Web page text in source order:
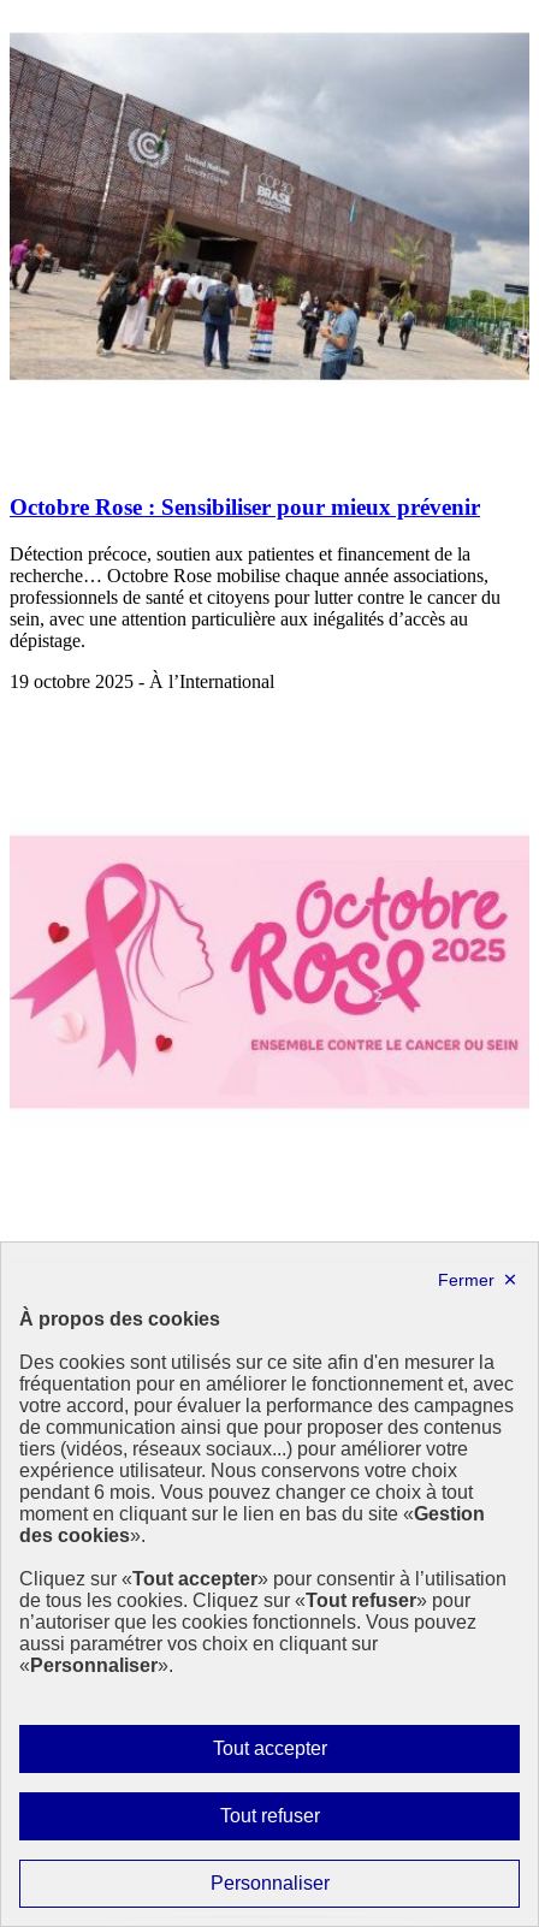
À propos des cookies
Des cookies sont utilisés sur ce site afin d'en mesurer la
fréquentation pour en améliorer le fonctionnement et, avec
votre accord, pour évaluer la performance des campagnes
de communication ainsi que pour proposer des contenus
tiers (vidéos, réseaux sociaux...) pour améliorer votre
expérience utilisateur. Nous conservons votre choix
pendant 6 mois. Vous pouvez changer ce choix à tout
moment en cliquant sur le lien en bas du site «Gestion
des cookies».
Cliquez sur «Tout accepter» pour consentir à l’utilisation
de tous les cookies. Cliquez sur «Tout refuser» pour
n’autoriser que les cookies fonctionnels. Vous pouvez
aussi paramétrer vos choix en cliquant sur
« Personnaliser».
Tout accepterAutoriser
tous
Tout refuserInterdire
tous
PersonnaliserParamétrer
les
Octobre Rose : Sensibiliser pour mieux prévenir
Détection précoce, soutien aux patientes et financement de la
recherche… Octobre Rose mobilise chaque année associations,
professionnels de santé et citoyens pour lutter contre le cancer du
sein, avec une attention particulière aux inégalités d’accès au
dépistage.
19 octobre 2025 - À l’International
Un nouveau rapport de la FAO évalue les progrès
durable liés à l’alimentation et à l’agriculture
La FAO évalue les avancées sur 22 indicateurs couvrant six
Objectifs de développement durable, mettant en lumière à la fois les
réussites et les retards persistants.
15 octobre 2025 - À l’International